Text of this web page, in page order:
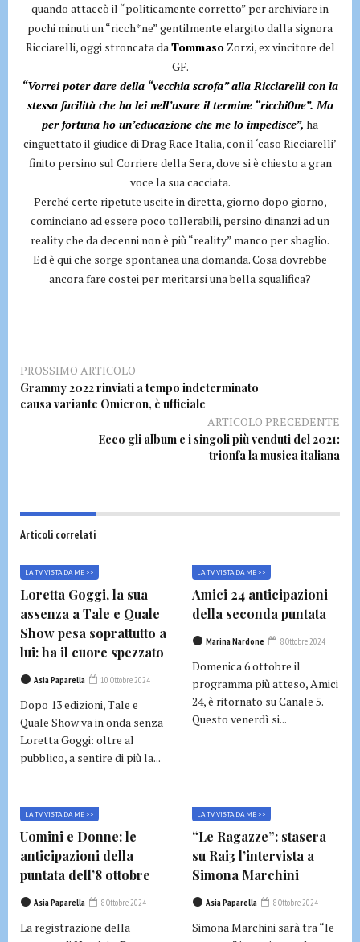
quando attaccò il “politicamente corretto” per archiviare in
pochi minuti un “ricch*ne” gentilmente elargito dalla signora
Ricciarelli, oggi stroncata daTommasoZorzi, ex vincitore del
GF.
“Vorrei poter dare della “vecchia scrofa” alla Ricciarelli con la
stessa facilità che ha lei nell’usare il termine “ricchi0ne”. Ma
per fortuna ho un’educazione che me lo impedisce”, ha
cinguettato il giudice di Drag Race Italia, con il ‘caso Ricciarelli’
finito persino sul Corriere della Sera, dove si è chiesto a gran
voce la sua cacciata.
Perché certe ripetute uscite in diretta, giorno dopo giorno,
cominciano ad essere poco tollerabili, persino dinanzi ad un
reality che da decenni non è più “reality” manco per sbaglio.
Ed è qui che sorge spontanea una domanda. Cosa dovrebbe
ancora fare costei per meritarsi una bella squalifica?
PROSSIMO ARTICOLO
Grammy 2022 rinviati a tempo indeterminato
causa variante Omicron, è ufficiale
ARTICOLO PRECEDENTE
Ecco gli album e i singoli più venduti del 2021:
trionfa la musica italiana
Articoli correlati
LA TV VISTA DA ME >>
Loretta Goggi, la sua
assenza a Tale e Quale
Show pesa soprattutto a
lui: ha il cuore spezzato
Asia Paparella 10 Ottobre 2024
Dopo 13 edizioni, Tale e
Quale Show va in onda senza
Loretta Goggi: oltre al
pubblico, a sentire di più la...
LA TV VISTA DA ME >>
Amici 24 anticipazioni
della seconda puntata
Marina Nardone 8 Ottobre 2024
Domenica 6 ottobre il
programma più atteso, Amici
24, è ritornato su Canale 5.
Questo venerdì si...
LA TV VISTA DA ME >>
Uomini e Donne: le
anticipazioni della
puntata dell’8 ottobre
Asia Paparella 8 Ottobre 2024
La registrazione della
LA TV VISTA DA ME >>
“Le Ragazze”: stasera
su Rai3 l’intervista a
Simona Marchini
Asia Paparella 8 Ottobre 2024
Simona Marchini sarà tra “le